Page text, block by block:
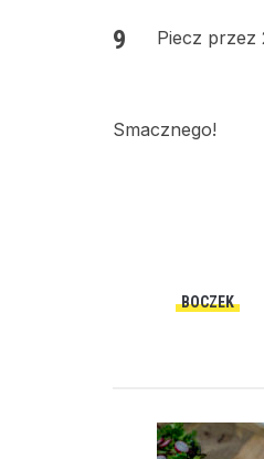
Piecz przez
Smacznego!
BOCZEK